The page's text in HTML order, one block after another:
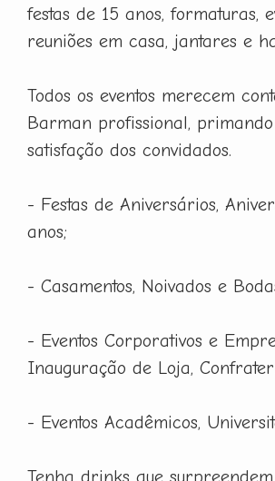
festas de 15 anos, formaturas,
reuniões em casa, jantares e
Todos os eventos merecem
Barman profissional,
satisfação dos convidados.
- Festas de Aniversários,
anos;
- Casamentos, Noivados e
- Eventos Corporativos e
Inauguração de Loja,
- Eventos Acadêmicos,